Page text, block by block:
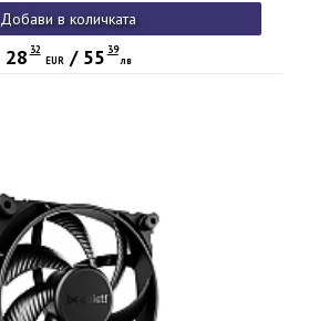
Добави в количката
28 32
EUR/ 55 39
лв